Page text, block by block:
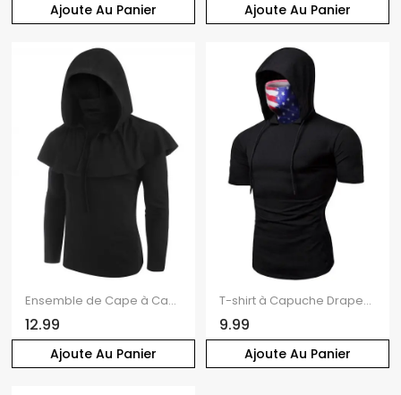
Ajoute Au Panier Ajoute Au Panier
Ajoute Au Panier
Ensemble de Cape à Capuche Gothique et de Haut Deux Pièces
12.99
Ajoute Au Panier
T-shirt à Capuche Drapeau Américain à Manches Courtes à Cordon
9.99